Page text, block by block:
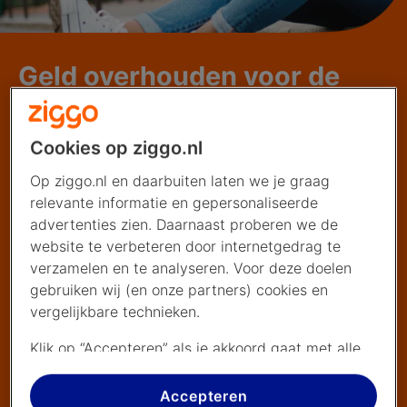
Geld overhouden voor de
extraatjes in het leven
Dat is de kracht van Vodafone en
Ziggo samen
Cookies op ziggo.nl
Op ziggo.nl en daarbuiten laten we je graag
relevante informatie en gepersonaliseerde
advertenties zien. Daarnaast proberen we de
website te verbeteren door internetgedrag te
verzamelen en te analyseren. Voor deze doelen
gebruiken wij (en onze partners) cookies en
vergelijkbare technieken.
Klik op “Accepteren” als je akkoord gaat met alle
cookies. Kies je voor “Nee, liever niet”, dan
plaatsen we alleen strikt noodzakelijke cookies om
Accepteren